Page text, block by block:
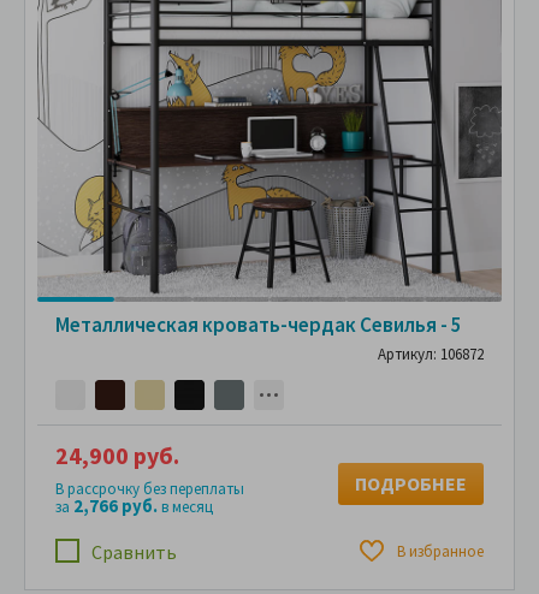
Металлическая кровать-чердак Севилья - 5
Артикул: 106872
Сравнить В избранное
24,900 руб.
В рассрочку без переплаты
за 2,766 руб.в месяц
ПОДРОБНЕЕ